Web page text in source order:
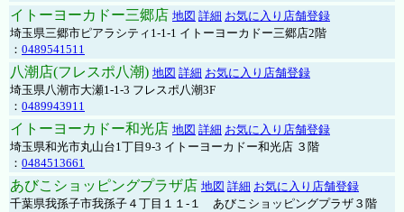
イトーヨーカドー三郷店 地図 詳細 お気に入り店舗登録
埼玉県三郷市ピアラシティ1-1-1 イトーヨーカドー三郷店2階
： 0489541511
八潮店(フレスポ八潮) 地図 詳細 お気に入り店舗登録
埼玉県八潮市大瀬1-1-3 フレスポ八潮3F
： 0489943911
イトーヨーカドー和光店 地図 詳細 お気に入り店舗登録
埼玉県和光市丸山台1丁目9-3 イトーヨーカドー和光店 ３階
： 0484513661
あびこショッピングプラザ店 地図 詳細 お気に入り店舗登録
千葉県我孫子市我孫子４丁目１１-１ あびこショッピングプラザ３階